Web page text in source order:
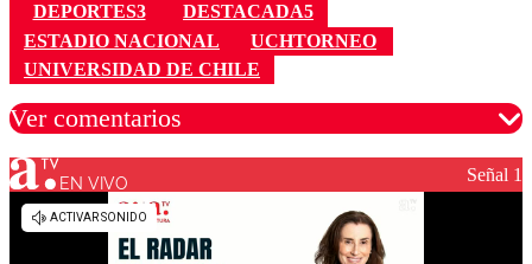
DEPORTES3
DESTACADA5
ESTADIO NACIONAL
UCHTORNEO
UNIVERSIDAD DE CHILE
Ver comentarios
Los comentarios son moderados para garantizar un
diálogo respetuoso.
EN VIVO Señal 1